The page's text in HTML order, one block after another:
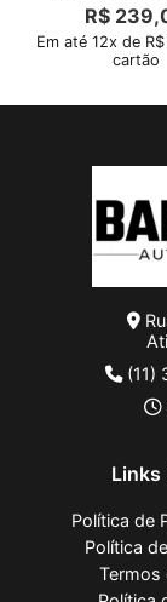
R$
Em até 12x de
cartão
(11)
Links
Política de
Política
Termos